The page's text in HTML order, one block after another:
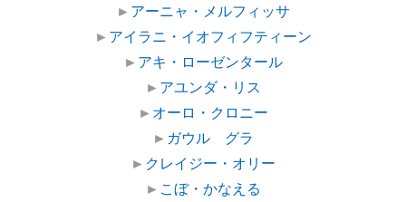
► アーニャ・メルフィッサ
► アイラニ・イオフィフティーン
► アキ・ローゼンタール
► アユンダ・リス
► オーロ・クロニー
► ガウル グラ
► クレイジー・オリー
► こぼ・かなえる